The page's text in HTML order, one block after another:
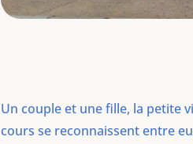
Un couple et une fille, la petite
cours se reconnaissent entre